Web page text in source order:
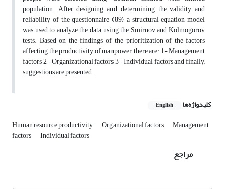
population. After designing and determining the validity and
reliability of the questionnaire (89), a structural equation model
was used to analyze the data using the Smirnov and Kolmogorov
tests. Based on the findings of the prioritization of the factors
affecting the productivity of manpower, there are: 1- Management
factors 2- Organizational factors 3- Individual factors and finally,
suggestions are presented.
کلیدواژه‌ها English
Human resource productivity Organizational factors Management
factors Individual factors
مراجع